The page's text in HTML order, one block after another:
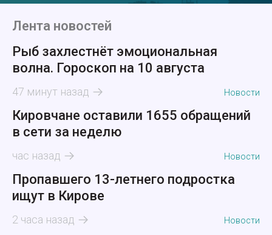
Лента новостей
Рыб захлестнёт эмоциональная
волна. Гороскоп на 10 августа
47 минут назад Новости
Кировчане оставили 1655 обращений
в сети за неделю
час назад Новости
Пропавшего 13-летнего подростка
ищут в Кирове
2 часа назад Новости